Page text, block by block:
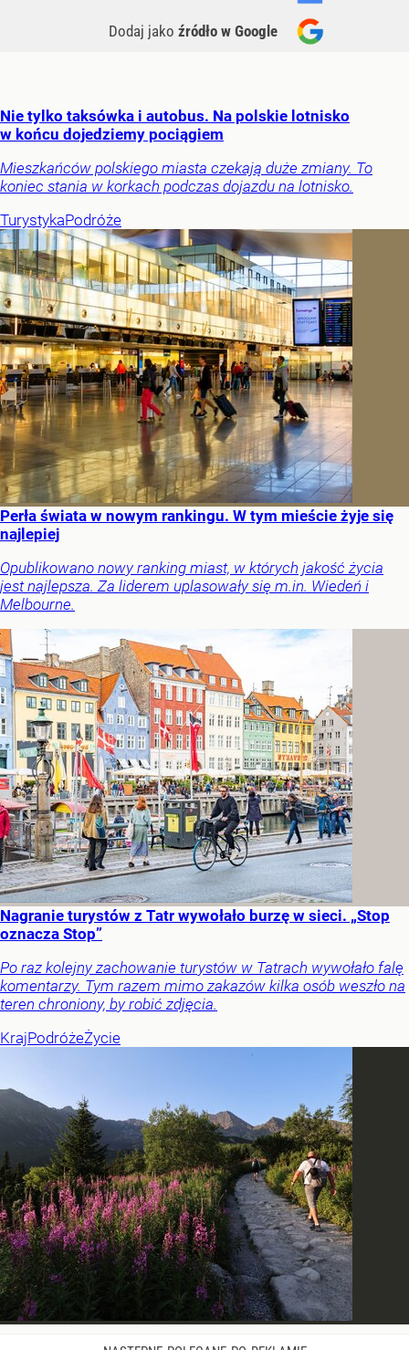
Dodaj jako źródło w Google
Nie tylko taksówka i autobus. Na polskie lotnisko
w końcu dojedziemy pociągiem
Mieszkańców polskiego miasta czekają duże zmiany. To
koniec stania w korkach podczas dojazdu na lotnisko.
TurystykaPodróże
Perła świata w nowym rankingu. W tym mieście żyje się
najlepiej
Opublikowano nowy ranking miast, w których jakość życia
jest najlepsza. Za liderem uplasowały się m.in. Wiedeń i
Melbourne.
Nagranie turystów z Tatr wywołało burzę w sieci. „Stop
oznacza Stop”
Po raz kolejny zachowanie turystów w Tatrach wywołało falę
komentarzy. Tym razem mimo zakazów kilka osób weszło na
teren chroniony, by robić zdjęcia.
KrajPodróżeŻycie